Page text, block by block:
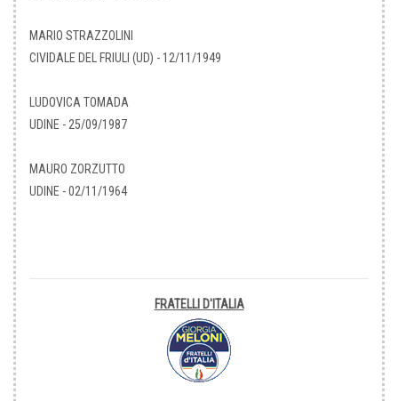
MARIO STRAZZOLINI
CIVIDALE DEL FRIULI (UD) - 12/11/1949
LUDOVICA TOMADA
UDINE - 25/09/1987
MAURO ZORZUTTO
UDINE - 02/11/1964
FRATELLI D'ITALIA